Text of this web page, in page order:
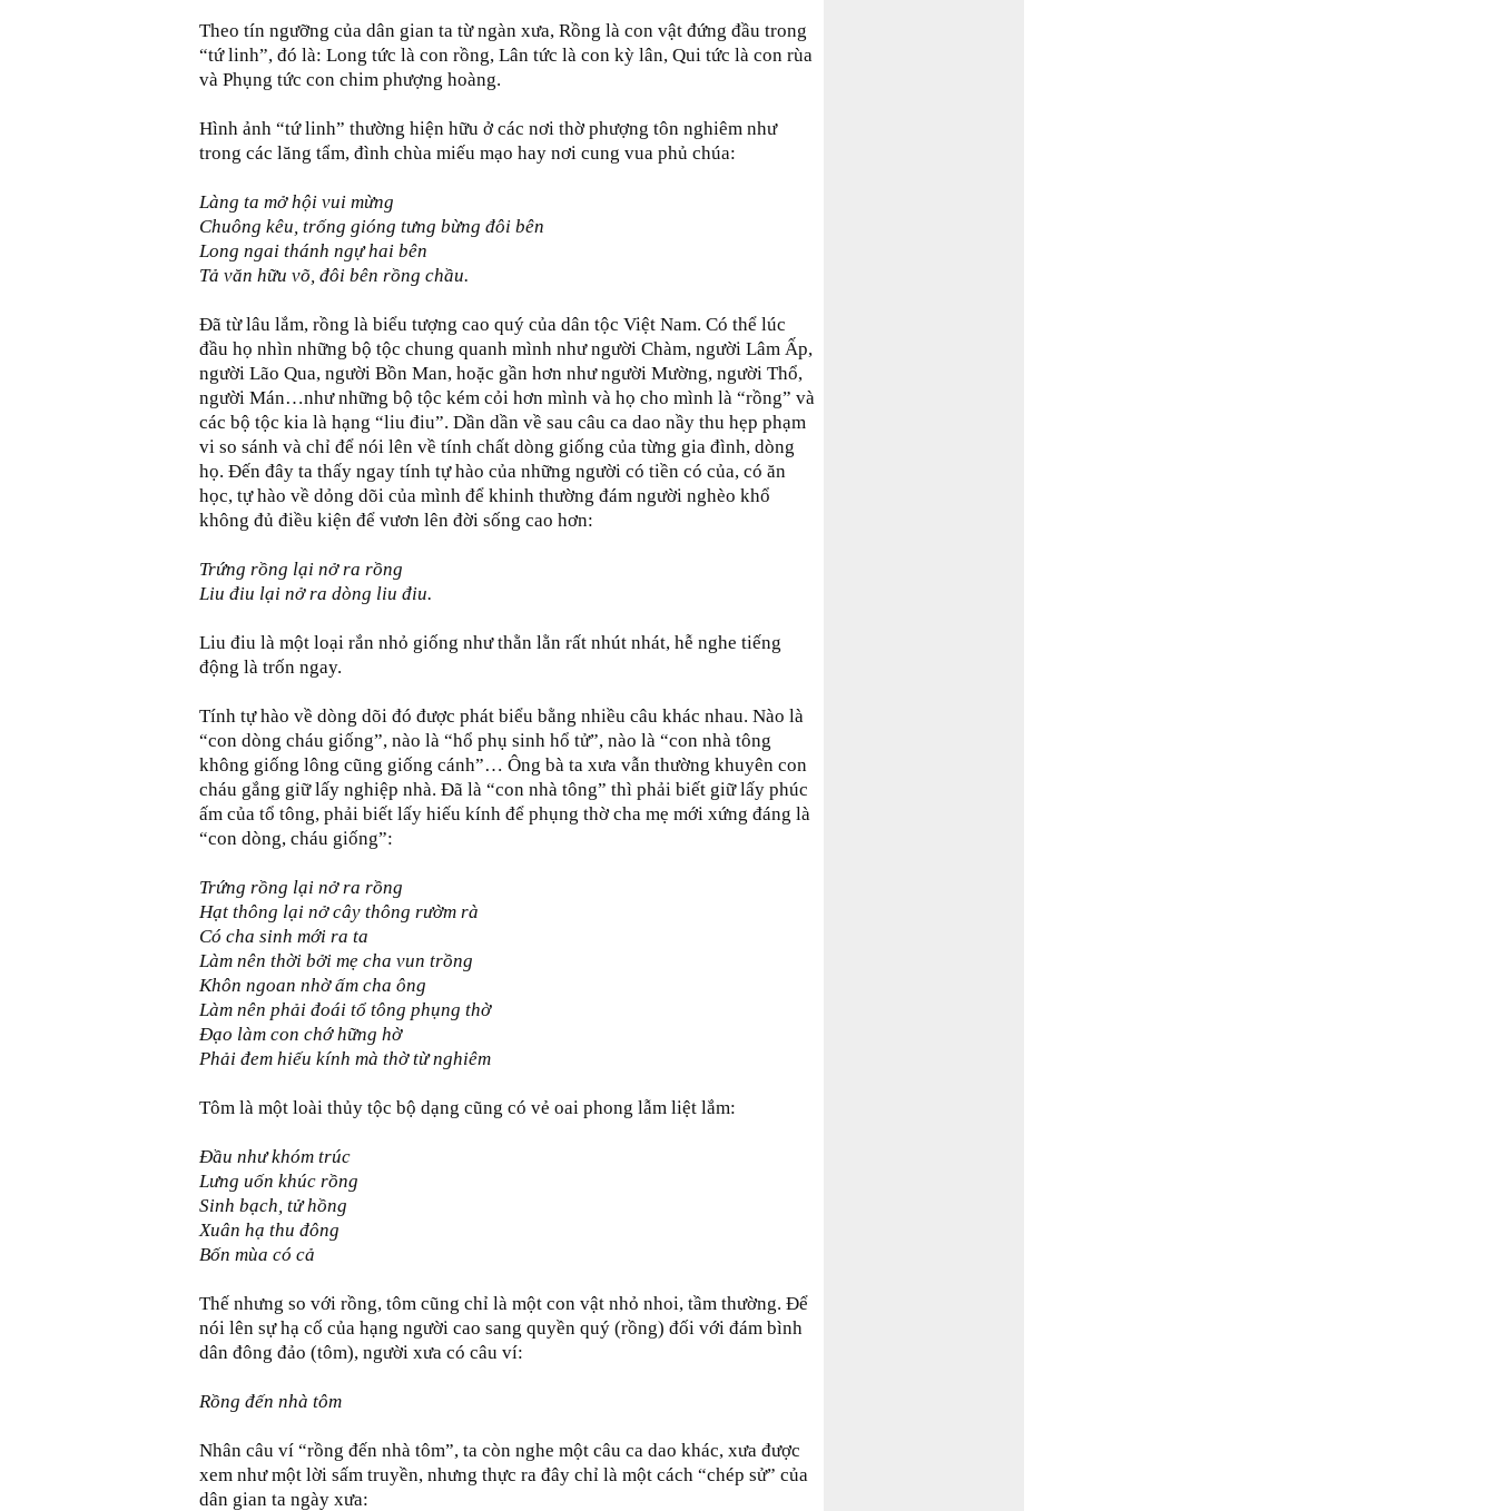
Theo tín ngưỡng của dân gian ta từ ngàn xưa, Rồng là con vật đứng đầu trong
“tứ linh”, đó là: Long tức là con rồng, Lân tức là con kỳ lân, Qui tức là con rùa
và Phụng tức con chim phượng hoàng.
Hình ảnh “tứ linh” thường hiện hữu ở các nơi thờ phượng tôn nghiêm như
trong các lăng tẩm, đình chùa miếu mạo hay nơi cung vua phủ chúa:
Làng ta mở hội vui mừng
Chuông kêu, trống gióng tưng bừng đôi bên
Long ngai thánh ngự hai bên
Tả văn hữu võ, đôi bên rồng chầu.
Đã từ lâu lắm, rồng là biểu tượng cao quý của dân tộc Việt Nam. Có thể lúc
đầu họ nhìn những bộ tộc chung quanh mình như người Chàm, người Lâm Ấp,
người Lão Qua, người Bồn Man, hoặc gần hơn như người Mường, người Thổ,
người Mán…như những bộ tộc kém cỏi hơn mình và họ cho mình là “rồng” và
các bộ tộc kia là hạng “liu điu”. Dần dần về sau câu ca dao nầy thu hẹp phạm
vi so sánh và chỉ để nói lên về tính chất dòng giống của từng gia đình, dòng
họ. Đến đây ta thấy ngay tính tự hào của những người có tiền có của, có ăn
học, tự hào về dỏng dõi của mình để khinh thường đám người nghèo khổ
không đủ điều kiện để vươn lên đời sống cao hơn:
Trứng rồng lại nở ra rồng
Liu điu lại nở ra dòng liu điu.
Liu điu là một loại rắn nhỏ giống như thằn lằn rất nhút nhát, hễ nghe tiếng
động là trốn ngay.
Tính tự hào về dòng dõi đó được phát biểu bằng nhiều câu khác nhau. Nào là
“con dòng cháu giống”, nào là “hổ phụ sinh hổ tử”, nào là “con nhà tông
không giống lông cũng giống cánh”… Ông bà ta xưa vẫn thường khuyên con
cháu gắng giữ lấy nghiệp nhà. Đã là “con nhà tông” thì phải biết giữ lấy phúc
ấm của tổ tông, phải biết lấy hiếu kính để phụng thờ cha mẹ mới xứng đáng là
“con dòng, cháu giống”:
Trứng rồng lại nở ra rồng
Hạt thông lại nở cây thông rườm rà
Có cha sinh mới ra ta
Làm nên thời bởi mẹ cha vun trồng
Khôn ngoan nhờ ấm cha ông
Làm nên phải đoái tổ tông phụng thờ
Đạo làm con chớ hững hờ
Phải đem hiếu kính mà thờ từ nghiêm
Tôm là một loài thủy tộc bộ dạng cũng có vẻ oai phong lẫm liệt lắm:
Đầu như khóm trúc
Lưng uốn khúc rồng
Sinh bạch, tử hồng
Xuân hạ thu đông
Bốn mùa có cả
Thế nhưng so với rồng, tôm cũng chỉ là một con vật nhỏ nhoi, tầm thường. Để
nói lên sự hạ cố của hạng người cao sang quyền quý (rồng) đối với đám bình
dân đông đảo (tôm), người xưa có câu ví:
Rồng đến nhà tôm
Nhân câu ví “rồng đến nhà tôm”, ta còn nghe một câu ca dao khác, xưa được
xem như một lời sấm truyền, nhưng thực ra đây chỉ là một cách “chép sử” của
dân gian ta ngày xưa: